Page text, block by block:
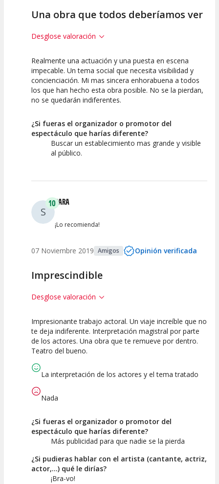
Una obra que todos deberíamos ver
Desglose valoración
10
Calidad del
Espectáculo
10
Puesta en
Escena
10
Interpretación
artística
Realmente una actuación y una puesta en escena
impecable. Un tema social que necesita visibilidad y
concienciación. Mi mas sincera enhorabuena a todos
los que han hecho esta obra posible. No se la pierdan,
no se quedarán indiferentes.
¿Si fueras el organizador o promotor del
espectáculo que harías diferente?
Buscar un establecimiento mas grande y visible
al público.
S
10SARA
¡Lo recomienda!
07 Noviembre 2019 Amigos Opinión verificada
Imprescindible
Desglose valoración
10
Calidad del
Espectáculo
10
Puesta en
Escena
10
Interpretación
Impresionante trabajo actoral. Un viaje increíble que no
te deja indiferente. Interpretación magistral por parte
de los actores. Una obra que te remueve por dentro.
Teatro del bueno.
La interpretación de los actores y el tema tratado
Nada
¿Si fueras el organizador o promotor del
espectáculo que harías diferente?
Más publicidad para que nadie se la pierda
¿Si pudieras hablar con el artista (cantante, actriz,
actor,...) qué le dirías?
¡Bra-vo!